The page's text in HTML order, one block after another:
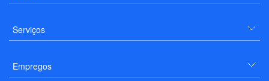
Serviços
Empregos